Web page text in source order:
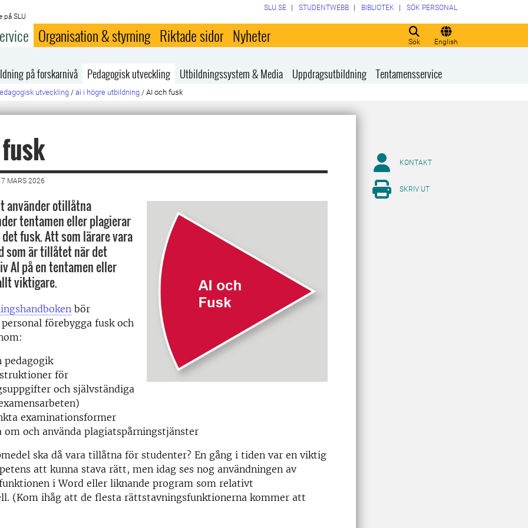
på SLU
Sök English
SLU.SE STUDENTWEBB BIBLIOTEK SÖK PERSONAL
Organisation & styrning Riktade sidor Nyheter
på forskarnivå Pedagogisk utveckling Utbildningssystem & Media Uppdragsutbildning Tentamensservice
utveckling / ai i högre utbildning / AI och fusk
MARS 2026
använder otillåtna
tentamen eller plagierar
fusk. Att som lärare vara
som är tillåtet när det
AI på en tentamen eller
viktigare.
bör
förebygga fusk och
pedagogik
för
och självständiga
examinationsformer
om och använda plagiatspårningstjänster
ska då vara tillåtna för studenter? En gång i tiden var en viktig
att kunna stava rätt, men idag ses nog användningen av
i Word eller liknande program som relativt
(Kom ihåg att de flesta rättstavningsfunktionerna kommer att
KONTAKT
SKRIV UT